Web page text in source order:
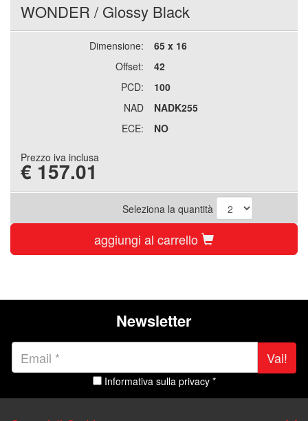
WONDER / Glossy Black
Dimensione:
65 x 16
Offset:
42
PCD:
100
NAD
NADK255
ECE:
NO
Prezzo iva inclusa
€ 157.01
Seleziona la quantità
aggiungi al carrello
Newsletter
Vai!
Informativa sulla privacy *